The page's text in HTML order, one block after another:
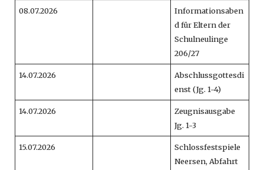
08.07.2026
Informationsaben
d für Eltern der
Schulneulinge
206/27
14.07.2026
Abschlussgottesdi
enst (Jg. 1-4)
14.07.2026
Zeugnisausgabe
Jg. 1-3
15.07.2026
Schlossfestspiele
Neersen, Abfahrt